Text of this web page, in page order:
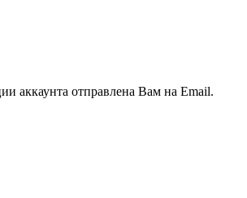
аккаунта отправлена Вам на Email.